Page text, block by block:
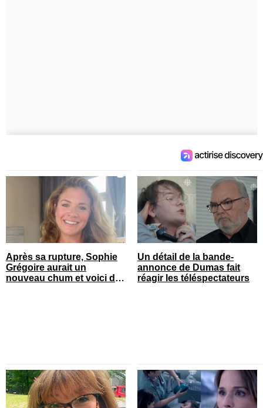
Après sa rupture, Sophie
Grégoire aurait un
nouveau chum et voici de
Un détail de la bande-
annonce de Dumas fait
réagir les téléspectateurs